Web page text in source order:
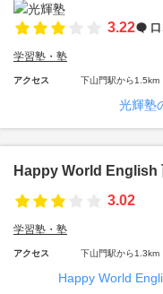
3.22 口
学習塾・塾
アクセス 下山門駅から1.5km
光輝塾
Happy World English
3.02
学習塾・塾
アクセス 下山門駅から1.3km
Happy World